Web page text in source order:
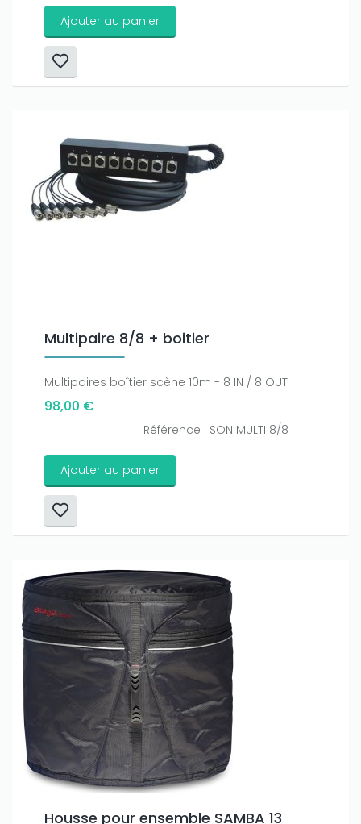
Ajouter au panier
Multipaire 8/8 + boitier
Multipaires boîtier scène 10m - 8 IN / 8 OUT
98,00 €
Référence : SON MULTI 8/8
Ajouter au panier
Housse pour ensemble SAMBA 13